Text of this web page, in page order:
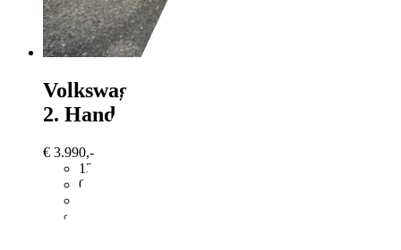
Volkswagen Touran
2. Hand / Tüv neu
€ 3.990,-
129.760 km
08/2005